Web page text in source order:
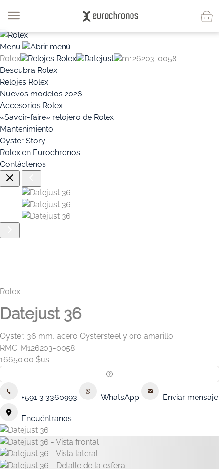
Menu
Rolex
Relojes Rolex Datejust
m126203-0058
Descubra Rolex
Relojes Rolex
Nuevos modelos 2026
Accesorios Rolex
«Savoir-faire» relojero de Rolex
Mantenimiento
Oyster Story
Rolex en Eurochronos
Contáctenos
Rolex
Datejust 36
Oyster, 36 mm, acero Oystersteel y oro amarillo
RMC: M126203-0058
16650.00 $us.
+591 3 3360993 WhatsApp Enviar mensaje
Encuéntranos